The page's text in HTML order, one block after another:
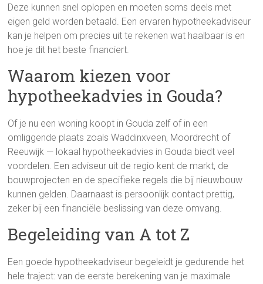
Deze kunnen snel oplopen en moeten soms deels met
eigen geld worden betaald. Een ervaren hypotheekadviseur
kan je helpen om precies uit te rekenen wat haalbaar is en
hoe je dit het beste financiert.
Waarom kiezen voor
hypotheekadvies in Gouda?
Of je nu een woning koopt in Gouda zelf of in een
omliggende plaats zoals Waddinxveen, Moordrecht of
Reeuwijk — lokaal hypotheekadvies in Gouda biedt veel
voordelen. Een adviseur uit de regio kent de markt, de
bouwprojecten en de specifieke regels die bij nieuwbouw
kunnen gelden. Daarnaast is persoonlijk contact prettig,
zeker bij een financiële beslissing van deze omvang.
Begeleiding van A tot Z
Een goede hypotheekadviseur begeleidt je gedurende het
hele traject: van de eerste berekening van je maximale